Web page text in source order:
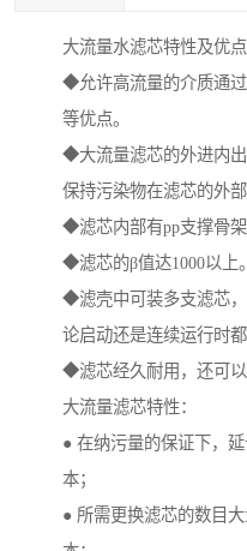
大流量水滤芯特性及优点
◆允许高流量的介质通
等优点。
◆大流量滤芯的外进内
保持污染物在滤芯的外部
◆滤芯内部有pp支撑骨架
◆滤芯的β值达1000以上。
◆滤壳中可装多支滤芯
论启动还是连续运行时都
◆滤芯经久耐用，还可以
大流量滤芯特性：
● 在纳污量的保证下，
本；
● 所需更换滤芯的数目